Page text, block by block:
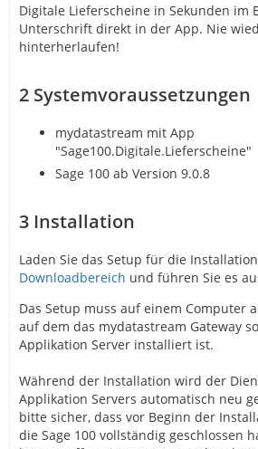
Digitale Lieferscheine in Sekunden im
Unterschrift direkt in der App. Nie
hinterherlaufen!
2 Systemvoraussetzungen
mydatastream mit App
"Sage100.Digitale.Lieferscheine"
Sage 100 ab Version 9.0.8
3 Installation
Laden Sie das Setup für die
Downloadbereich und führen Sie es
Das Setup muss auf einem Computer
auf dem das mydatastream Gateway
Applikation Server installiert ist.
Während der Installation wird der
Applikation Servers automatisch neu
bitte sicher, dass vor Beginn der
die Sage 100 vollständig geschlossen